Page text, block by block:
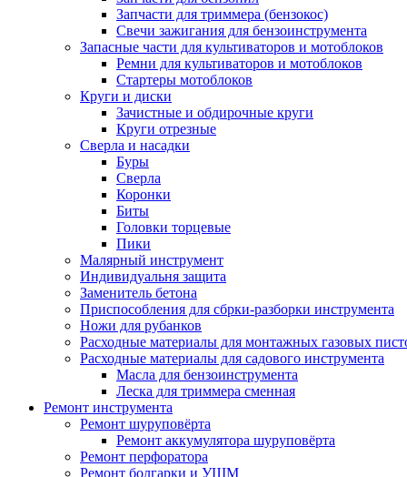
Запчасти для триммера (бензокос)
Свечи зажигания для бензоинструмента
Запасные части для культиваторов и мотоблоков
Ремни для культиваторов и мотоблоков
Стартеры мотоблоков
Круги и диски
Зачистные и обдирочные круги
Круги отрезные
Сверла и насадки
Буры
Сверла
Коронки
Биты
Головки торцевые
Пики
Малярный инструмент
Индивидуальня защита
Заменитель бетона
Приспособления для сбрки-разборки инструмента
Ножи для рубанков
Расходные материалы для монтажных газовых
Расходные материалы для садового инструмента
Масла для бензоинструмента
Леска для триммера сменная
Ремонт инструмента
Ремонт шуруповёрта
Ремонт аккумулятора шуруповёрта
Ремонт перфоратора
Ремонт болгарки и УШМ